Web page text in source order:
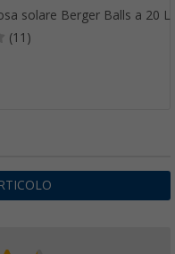
solare Berger Balls a 20
(11)